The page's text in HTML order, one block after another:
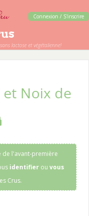
lactose et végétalienne!
Connexion / S'inscrire
et Noix de
de l'avant-première
identifier ou vous
Crus.